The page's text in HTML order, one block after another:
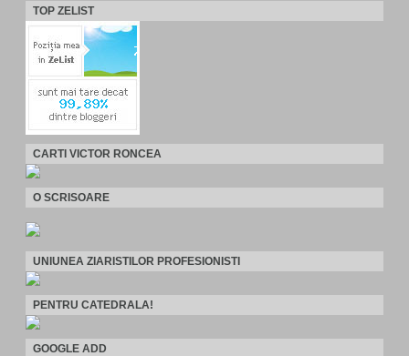
TOP ZELIST
CARTI VICTOR RONCEA
O SCRISOARE
UNIUNEA ZIARISTILOR PROFESIONISTI
PENTRU CATEDRALA!
GOOGLE ADD